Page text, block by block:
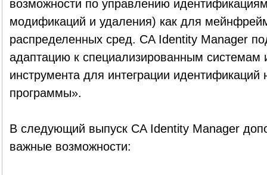
возможности по управлению
модификаций и удаления) как для
распределенных сред. CA Identity Manager
адаптацию к специализированным
инструмента для интеграции идентификаций
программы».
В следующий выпуск CA Identity Manager
важные возможности: